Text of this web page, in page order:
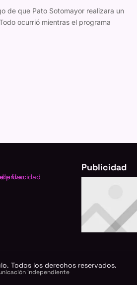
de que Pato Sotomayor realizara un
ocurrió mientras el programa
privacidad
Uso
Publicidad
Todos los derechos reservados.
independiente